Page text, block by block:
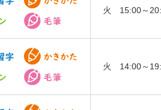
火 15:00～
火 14:00～